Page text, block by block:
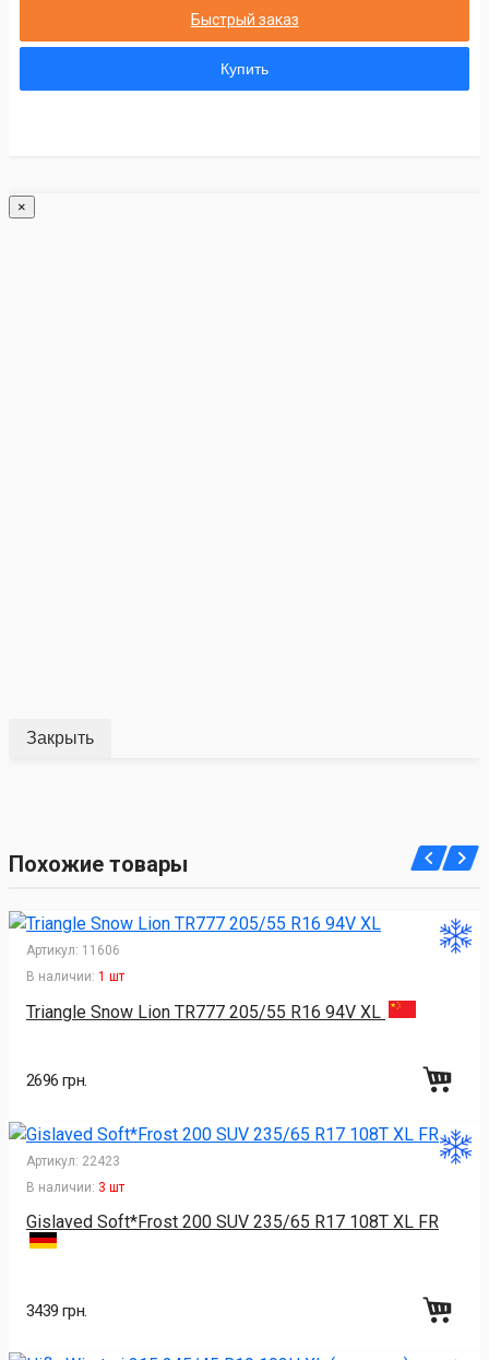
Быстрый заказ
Купить
×
Закрыть
Похожие товары
Артикул: 11606
В наличии: 1 шт
Triangle Snow Lion TR777 205/55 R16 94V XL
2696 грн.
Артикул: 22423
В наличии: 3 шт
Gislaved Soft*Frost 200 SUV 235/65 R17 108T XL FR
3439 грн.